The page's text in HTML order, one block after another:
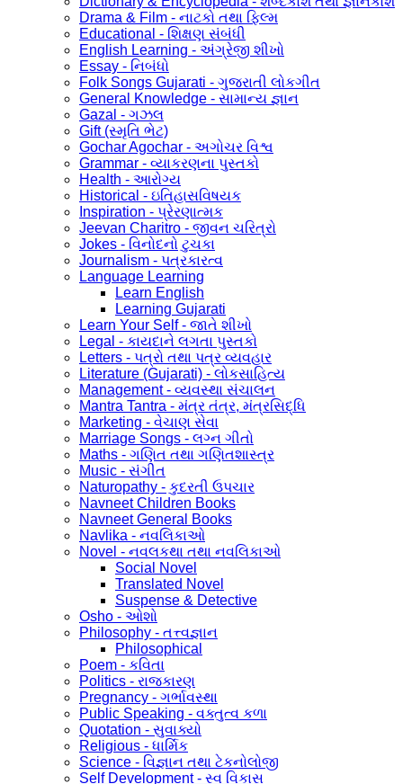
Drama & Film - નાટકો તથા ફિલ્મ
Educational - શિક્ષણ સંબંધી
English Learning - અંગ્રેજી શીખો
Essay - નિબંધો
Folk Songs Gujarati - ગુજરાતી લોકગીત
General Knowledge - સામાન્ય જ્ઞાન
Gazal - ગઝલ
Gift (સ્મૃતિ ભેટ)
Gochar Agochar - અગોચર વિશ્વ
Grammar - વ્યાકરણના પુસ્તકો
Health - આરોગ્ય
Historical - ઇતિહાસવિષયક
Inspiration - પ્રેરણાત્મક
Jeevan Charitro - જીવન ચરિત્રો
Jokes - વિનોદનો ટુચકા
Journalism - પત્રકારત્વ
Language Learning
Learn English
Learning Gujarati
Learn Your Self - જાતે શીખો
Legal - કાયદાને લગતા પુસ્તકો
Letters - પત્રો તથા પત્ર વ્યવહાર
Literature (Gujarati) - લોકસાહિત્ય
Management - વ્યવસ્થા સંચાલન
Mantra Tantra - મંત્ર તંત્ર, મંત્રસિદ્ધિ
Marketing - વેચાણ સેવા
Marriage Songs - લગ્ન ગીતો
Maths - ગણિત તથા ગણિતશાસ્ત્ર
Music - સંગીત
Naturopathy - કુદરતી ઉપચાર
Navneet Children Books
Navneet General Books
Navlika - નવલિકાઓ
Novel - નવલકથા તથા નવલિકાઓ
Social Novel
Translated Novel
Suspense & Detective
Osho - ઓશો
Philosophy - તત્ત્વજ્ઞાન
Philosophical
Poem - કવિતા
Politics - રાજકારણ
Pregnancy - ગર્ભાવસ્થા
Public Speaking - વક્તુત્વ કળા
Quotation - સુવાક્યો
Religious - ધાર્મિક
Science - વિજ્ઞાન તથા ટેકનોલોજી
Self Development - સ્વ વિકાસ